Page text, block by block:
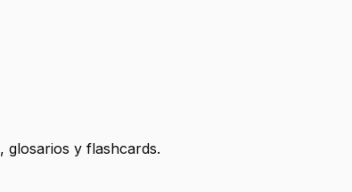
glosarios y flashcards.